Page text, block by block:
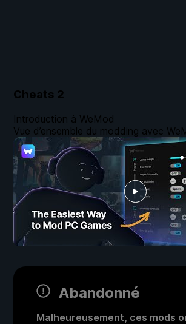
Cheats 2
Abandonné
Malheureusement, ces mods
Introduction à WeMod
Vue d’ensemble du modding avec